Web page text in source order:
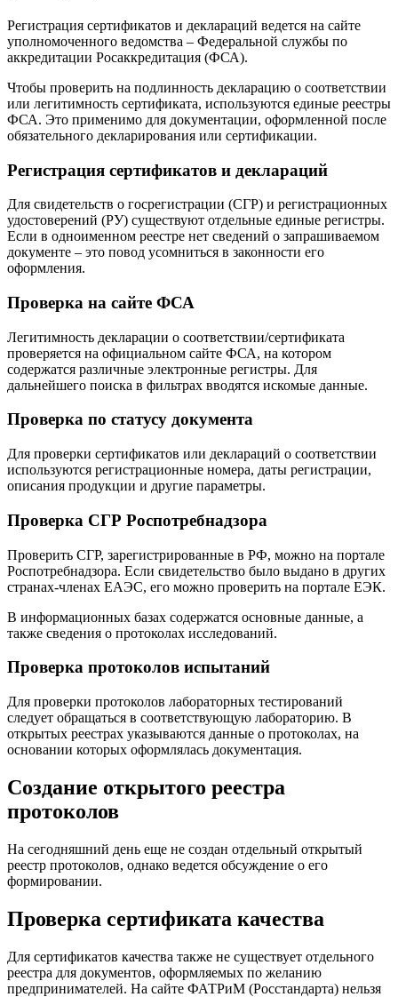
Регистрация сертификатов и деклараций ведется на сайте
уполномоченного ведомства – Федеральной службы по
аккредитации Росаккредитация (ФСА).
Чтобы проверить на подлинность декларацию о соответствии
или легитимность сертификата, используются единые реестры
ФСА. Это применимо для документации, оформленной после
обязательного декларирования или сертификации.
Регистрация сертификатов и деклараций
Для свидетельств о госрегистрации (СГР) и регистрационных
удостоверений (РУ) существуют отдельные единые регистры.
Если в одноименном реестре нет сведений о запрашиваемом
документе – это повод усомниться в законности его
оформления.
Проверка на сайте ФСА
Легитимность декларации о соответствии/сертификата
проверяется на официальном сайте ФСА, на котором
содержатся различные электронные регистры. Для
дальнейшего поиска в фильтрах вводятся искомые данные.
Проверка по статусу документа
Для проверки сертификатов или деклараций о соответствии
используются регистрационные номера, даты регистрации,
описания продукции и другие параметры.
Проверка СГР Роспотребнадзора
Проверить СГР, зарегистрированные в РФ, можно на портале
Роспотребнадзора. Если свидетельство было выдано в других
странах-членах ЕАЭС, его можно проверить на портале ЕЭК.
В информационных базах содержатся основные данные, а
также сведения о протоколах исследований.
Проверка протоколов испытаний
Для проверки протоколов лабораторных тестирований
следует обращаться в соответствующую лабораторию. В
открытых реестрах указываются данные о протоколах, на
основании которых оформлялась документация.
Создание открытого реестра
протоколов
На сегодняшний день еще не создан отдельный открытый
реестр протоколов, однако ведется обсуждение о его
формировании.
Проверка сертификата качества
Для сертификатов качества также не существует отдельного
реестра для документов, оформляемых по желанию
предпринимателей. На сайте ФАТРиМ (Росстандарта) нельзя